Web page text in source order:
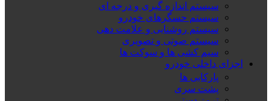
سیستم اندازه گیری و درجه ای
سیستم حسگرهای خودرو
سیستم روشنایی و علامت دهی
سیستم صوتی و تصویری
سیم کشی ها و سوکت ها
اجزای داخلی خودرو
پارکابی ها
پشت سری